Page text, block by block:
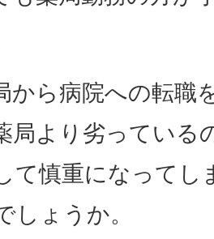
から病院への転職
局より劣っている
て慎重になってし
しょうか。